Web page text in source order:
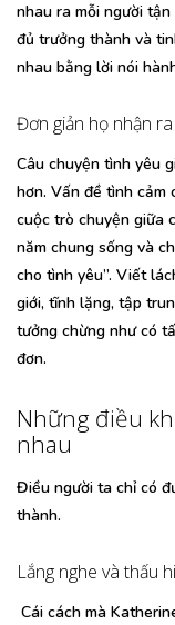
nhau ra mỗi người
đủ trưởng thành và
nhau bằng lời nói
Đơn giản họ nhận
Câu chuyện tình yêu
hơn. Vấn đề tình cảm
cuộc trò chuyện giữa
năm chung sống và
cho tình yêu”. Viết
giới, tĩnh lặng, tập
tưởng chừng như có
đơn.
Những điều
nhau
Điều người ta chỉ có
thành.
Lắng nghe và thấu
Cái cách mà